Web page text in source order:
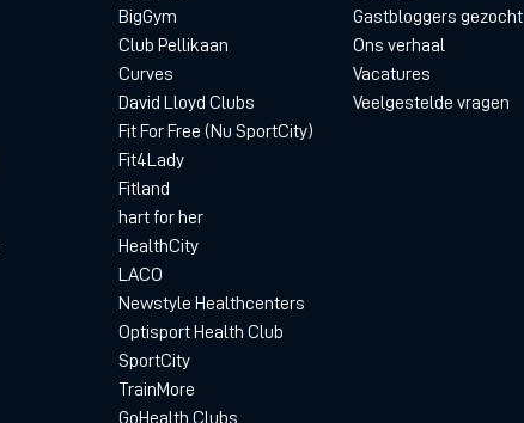
BigGym
Club Pellikaan
Curves
David Lloyd Clubs
Fit For Free (Nu SportCity)
Fit4Lady
Fitland
hart for her
HealthCity
LACO
Newstyle Healthcenters
Optisport Health Club
SportCity
TrainMore
GoHealth Clubs
Gastbloggers gezocht
Ons verhaal
Vacatures
Veelgestelde vragen